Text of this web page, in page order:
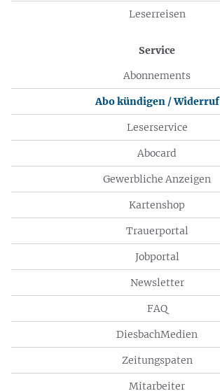
Leserreisen
Service
Abonnements
Abo kündigen / Widerruf
Leserservice
Abocard
Gewerbliche Anzeigen
Kartenshop
Trauerportal
Jobportal
Newsletter
FAQ
DiesbachMedien
Zeitungspaten
Mitarbeiter